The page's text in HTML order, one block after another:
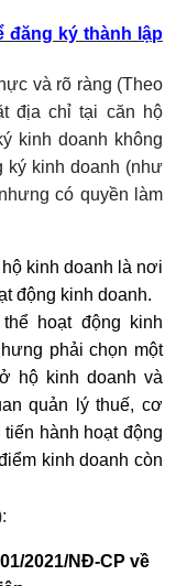
đăng ký thành lập
và rõ ràng (Theo
địa chỉ tại căn hộ
kinh doanh không
ký kinh doanh (như
có quyền làm
kinh doanh là nơi
động kinh doanh.
hoạt động kinh
phải chọn một
hộ kinh doanh và
quản lý thuế, cơ
hành hoạt động
kinh doanh còn
2021/NĐ-CP về